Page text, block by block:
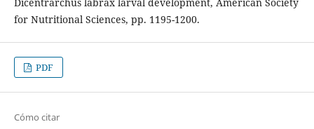
for Nutritional Sciences, pp. 1195-1200.
PDF
Cómo citar